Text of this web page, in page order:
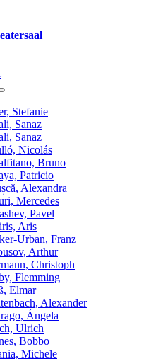
Stefanie
Sanaz
Sanaz
Nicolás
Bruno
Patricio
Alexandra
Mercedes
Pavel
Aris
Urban, Franz
Arthur
Christoph
Flemming
Elmar
Alexander
Ángela
Ulrich
Bobbo
Michele